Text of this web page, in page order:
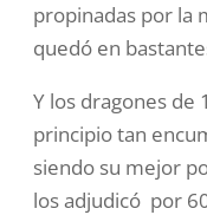
propinadas por la
quedó en
Y los dragones de
principio tan
siendo su mejor
los adjudicó por